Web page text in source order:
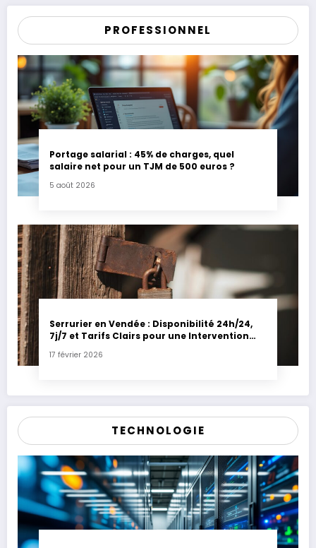
PROFESSIONNEL
Portage salarial : 45% de charges, quel
salaire net pour un TJM de 500 euros ?
5 août 2026
Serrurier en Vendée : Disponibilité 24h/24,
7j/7 et Tarifs Clairs pour une Intervention
17 février 2026
TECHNOLOGIE